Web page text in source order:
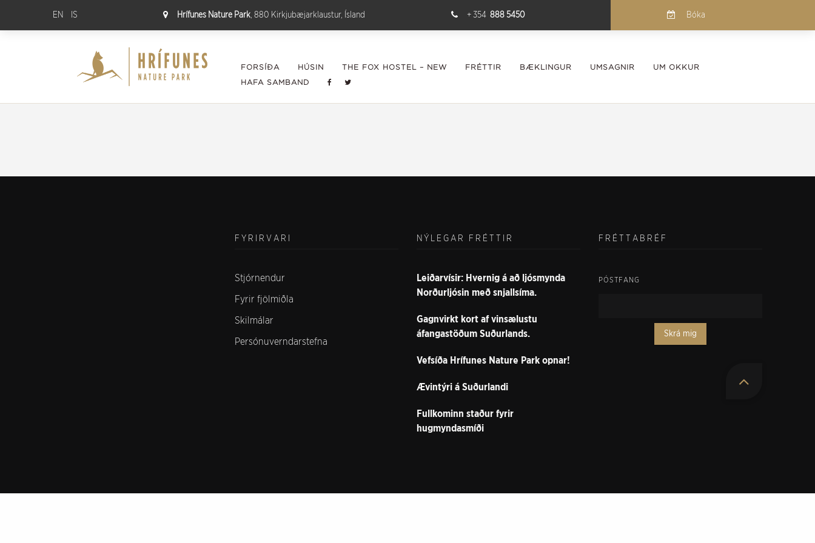
EN IS Hrífunes Nature Park, 880 Kirkjubæjarklaustur, Ísland + 354 888 5450 Bóka
FORSÍÐA HÚSIN THE FOX HOSTEL – NEW FRÉTTIR BÆKLINGUR UMSAGNIR
UM OKKUR
HAFA SAMBAND
FYRIRVARI
Stjórnendur
Fyrir fjölmiðla
Skilmálar
Persónuverndarstefna
NÝLEGAR FRÉTTIR
Leiðarvísir: Hvernig á að ljósmynda
Norðurljósin með snjallsíma.
Gagnvirkt kort af vinsælustu
áfangastöðum Suðurlands.
Vefsíða Hrífunes Nature Park opnar!
Ævintýri á Suðurlandi
Fullkominn staður fyrir
hugmyndasmíði
FRÉTTABRÉF
PÓSTFANG
Skrá mig